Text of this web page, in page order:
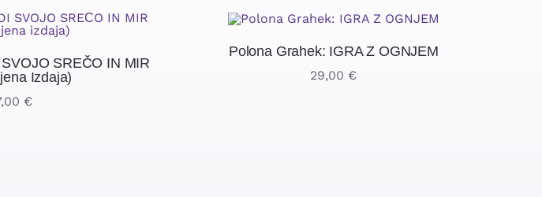
SREČO IN MIR
Izdaja)
€
Polona Grahek: IGRA Z OGNJEM
29,00 €